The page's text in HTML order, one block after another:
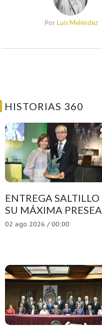
Por Luis Meléndez
HISTORIAS 360
ENTREGA SALTILLO
SU MÁXIMA PRESEA
02 ago 2026 / 00:00